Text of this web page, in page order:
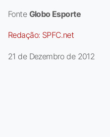
Fonte Globo Esporte
Redação: SPFC.net
21 de Dezembro de 2012